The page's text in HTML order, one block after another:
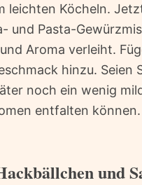
leichten Köcheln.
und Pasta-
Aroma verleiht.
hinzu. Seien
noch ein wenig
entfalten können.
und